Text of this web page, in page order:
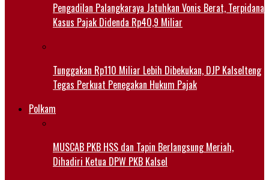
Pengadilan Palangkaraya Jatuhkan Vonis Berat, Terpidana
Kasus Pajak Didenda Rp40,9 Miliar
Tunggakan Rp110 Miliar Lebih Dibekukan, DJP Kalselteng
Tegas Perkuat Penegakan Hukum Pajak
Polkam
MUSCAB PKB HSS dan Tapin Berlangsung Meriah,
Dihadiri Ketua DPW PKB Kalsel